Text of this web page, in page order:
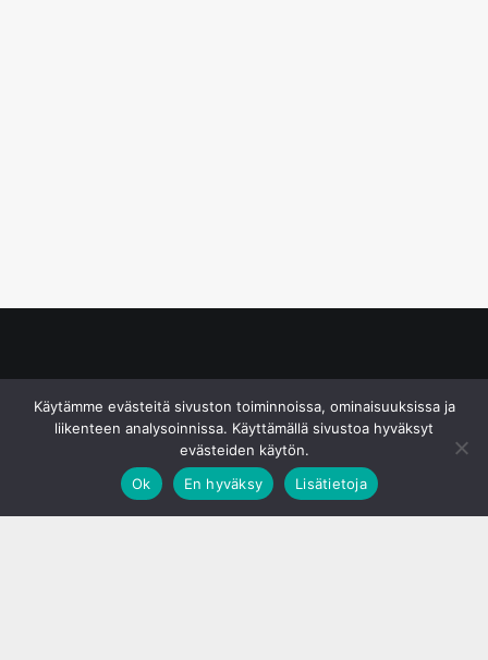
Käytämme evästeitä sivuston toiminnoissa, ominaisuuksissa ja
liikenteen analysoinnissa. Käyttämällä sivustoa hyväksyt
evästeiden käytön.
Ok
En hyväksy Lisätietoja